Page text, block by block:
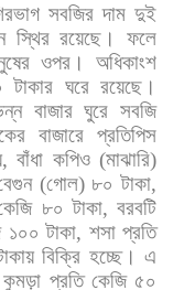
সবজির দাম দুই
স্থির রয়েছে।
ফলে
ওপর।
অধিকাংশ
টাকার ঘরে রয়েছে।
বাজার ঘুরে সবজি
বাজারে প্রতিপিস
,বাঁধা কপিও(মাঝারি)
(গোল) ৮০ টাকা,
৮০ টাকা,বরবটি
১০০ টাকা, শসা প্রতি
বিক্রি হচ্ছে। এ
কুমড়া প্রতি কেজি ৫০